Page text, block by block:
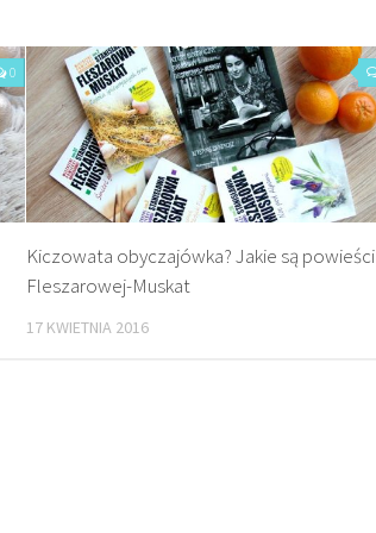
0
Kiczowata obyczajówka? Jakie są powieści
Fleszarowej-Muskat
17 KWIETNIA 2016